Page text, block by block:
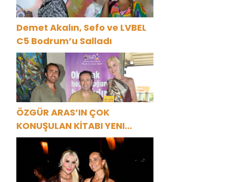
Demet Akalın, Sefo ve LVBEL
C5 Bodrum’u Salladı
ÖZGÜR ARAS’IN ÇOK
KONUŞULAN KİTABI YENI
BASKISINI TITANIC LUXURY
COLLECTION BODRUM’DA
KUTLADI